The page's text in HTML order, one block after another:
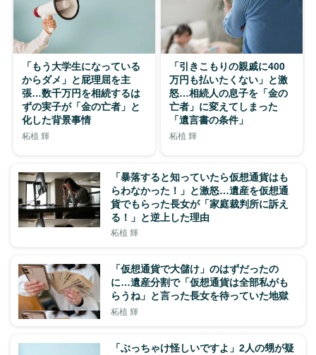
「もう大学生になっている
からダメ」と屁理屈を主
張…数千万円を相続するは
ずの実子が「金の亡者」と
化した背景事情
柘植 輝
「引きこもりの親戚に400
万円も払いたくない」と激
怒…相続人の息子を「金の
亡者」に変えてしまった
「遺言書の条件」
柘植 輝
「暴落すると知っていたら仮想通貨はも
らわなかった！」と激怒…遺産を仮想通
貨でもらった長女が「家庭裁判所に訴え
る！」と逆上した理由
柘植 輝
「仮想通貨で大儲け」のはずだったの
に…遺産分割で「仮想通貨は全部私がも
らうね」と言った長女を待っていた地獄
柘植 輝
「ぶっちゃけ怪しいですよ」2人の甥が疑